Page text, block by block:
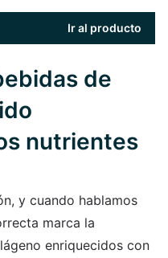
Ir al producto
de
nutrientes
y cuando hablamos
marca la
enriquecidos con